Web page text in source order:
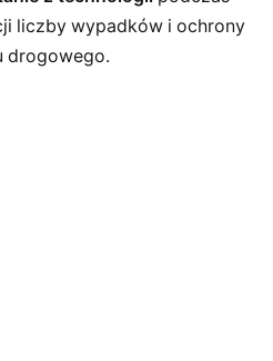
liczby wypadków i ochrony
drogowego.